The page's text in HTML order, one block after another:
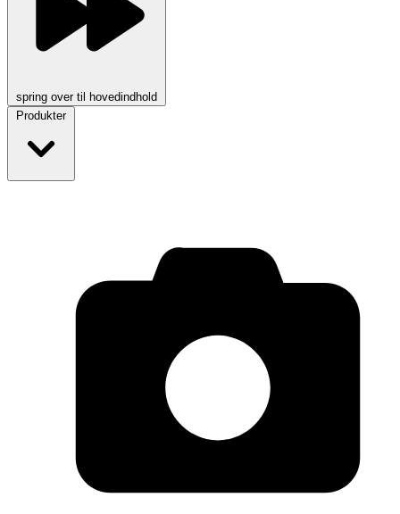
spring over til hovedindhold
Produkter